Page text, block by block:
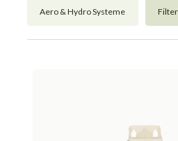
Aero & Hydro Systeme Filter